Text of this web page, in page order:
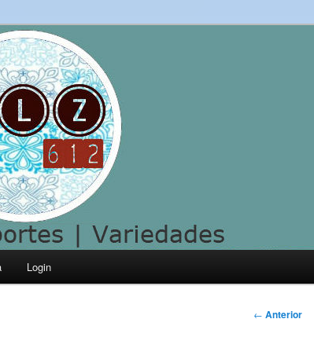
Login
Navegação
← Anterior